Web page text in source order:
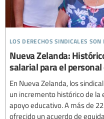
los derechos sindicales son
Nueva Zelanda:
salarial para el
En Nueva Zelanda, los
un incremento histórico de la
apoyo educativo. A más de
ofrecido un acuerdo de